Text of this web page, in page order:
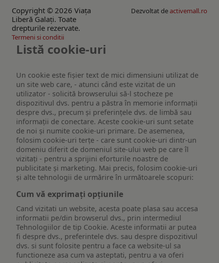
Copyright © 2026 Viaţa
Liberă Galaţi. Toate
drepturile rezervate.
Dezvoltat deactivemall.ro
Termeni si conditii
Listă cookie-uri
Un cookie este fişier text de mici dimensiuni utilizat de
un site web care, - atunci când este vizitat de un
utilizator - solicită browserului să-l stocheze pe
dispozitivul dvs. pentru a păstra în memorie informații
despre dvs., precum și preferințele dvs. de limbă sau
informații de conectare. Aceste cookie-uri sunt setate
de noi și numite cookie-uri primare. De asemenea,
folosim cookie-uri terțe - care sunt cookie-uri dintr-un
domeniu diferit de domeniul site-ului web pe care îl
vizitați - pentru a sprijini eforturile noastre de
publicitate și marketing. Mai precis, folosim cookie-uri
și alte tehnologii de urmărire în următoarele scopuri:
Cum vă exprimați opțiunile
Cand vizitati un website, acesta poate plasa sau accesa
informatii pe/din browserul dvs., prin intermediul
Tehnologiilor de tip Cookie. Aceste informatii ar putea
fi despre dvs., preferintele dvs. sau despre dispozitivul
dvs. si sunt folosite pentru a face ca website-ul sa
functioneze asa cum va asteptati, pentru a va oferi